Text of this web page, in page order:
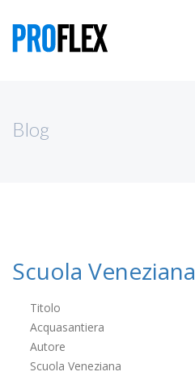
Blog
Scuola Veneziana
Titolo
Acquasantiera
Autore
Scuola Veneziana